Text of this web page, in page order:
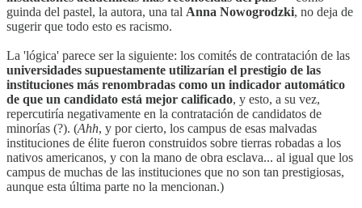
guinda del pastel, la autora, una tal Anna Nowogrodzki, no deja de
sugerir que todo esto es racismo.
La 'lógica' parece ser la siguiente: los comités de contratación de las
universidades supuestamente utilizarían el prestigio de las
instituciones más renombradas como un indicador automático
de que un candidato está mejor calificado, y esto, a su vez,
repercutiría negativamente en la contratación de candidatos de
minorías (?). (Ahh, y por cierto, los campus de esas malvadas
instituciones de élite fueron construidos sobre tierras robadas a los
nativos americanos, y con la mano de obra esclava... al igual que los
campus de muchas de las instituciones que no son tan prestigiosas,
aunque esta última parte no la mencionan.)